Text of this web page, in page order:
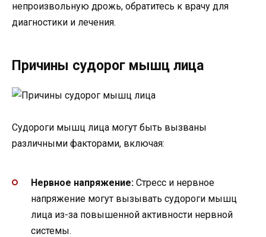
непроизвольную дрожь, обратитесь к врачу для
диагностики и лечения.
Причины судорог мышц лица
Судороги мышц лица могут быть вызваны
различными факторами, включая:
Нервное напряжение: Стресс и нервное
напряжение могут вызывать судороги мышц
лица из-за повышенной активности нервной
системы.